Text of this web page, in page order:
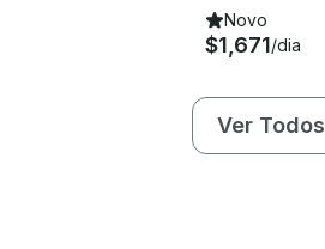
Novo
$1,671/dia
Ver Todos